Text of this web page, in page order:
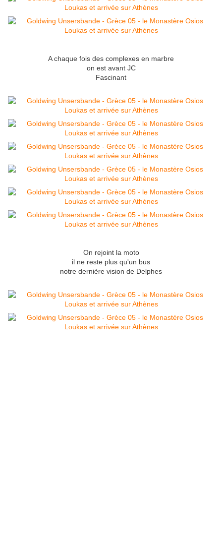
A chaque fois des complexes en marbre
on est avant JC
Fascinant
On rejoint la moto
il ne reste plus qu'un bus
notre dernière vision de Delphes